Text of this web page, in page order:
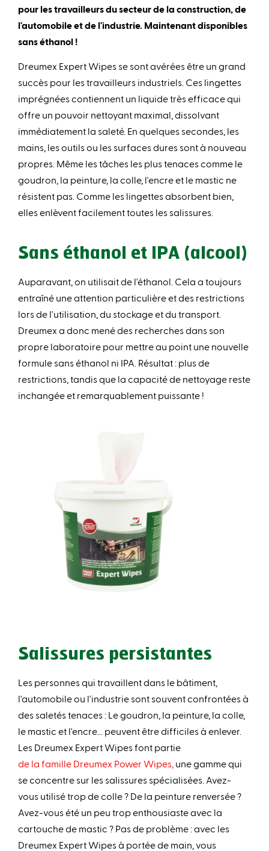
pour les travailleurs du secteur de la construction, de
l'automobile et de l'industrie. Maintenant disponibles
sans éthanol !
Dreumex Expert Wipes se sont avérées être un grand
succès pour les travailleurs industriels. Ces lingettes
imprégnées contiennent un liquide très efficace qui
offre un pouvoir nettoyant maximal, dissolvant
immédiatement la saleté. En quelques secondes, les
mains, les outils ou les surfaces dures sont à nouveau
propres. Même les tâches les plus tenaces comme le
goudron, la peinture, la colle, l'encre et le mastic ne
résistent pas. Comme les lingettes absorbent bien,
elles enlèvent facilement toutes les salissures.
Sans éthanol et IPA (alcool)
Auparavant, on utilisait de l'éthanol. Cela a toujours
entraîné une attention particulière et des restrictions
lors de l'utilisation, du stockage et du transport.
Dreumex a donc mené des recherches dans son
propre laboratoire pour mettre au point une nouvelle
formule sans éthanol ni IPA. Résultat : plus de
restrictions, tandis que la capacité de nettoyage reste
inchangée et remarquablement puissante !
Salissures persistantes
Les personnes qui travaillent dans le bâtiment,
l'automobile ou l'industrie sont souvent confrontées à
des saletés tenaces : Le goudron, la peinture, la colle,
le mastic et l'encre… peuvent être difficiles à enlever.
Les Dreumex Expert Wipes font partie
de la famille Dreumex Power Wipes, une gamme qui
se concentre sur les salissures spécialisées. Avez-
vous utilisé trop de colle ? De la peinture renversée ?
Avez-vous été un peu trop enthousiaste avec la
cartouche de mastic ? Pas de problème : avec les
Dreumex Expert Wipes à portée de main, vous